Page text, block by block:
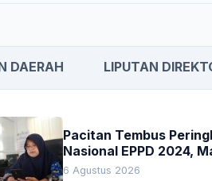
DAERAH LIPUTAN
Pacitan Tembus
Nasional EPPD 2024,
Besar di Jatim
6 Agustus 2026